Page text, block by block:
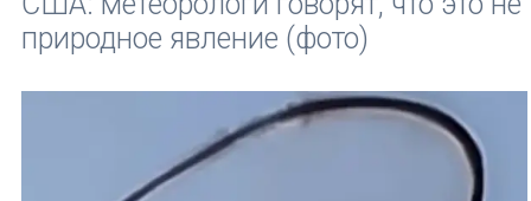
природное явление (фото)